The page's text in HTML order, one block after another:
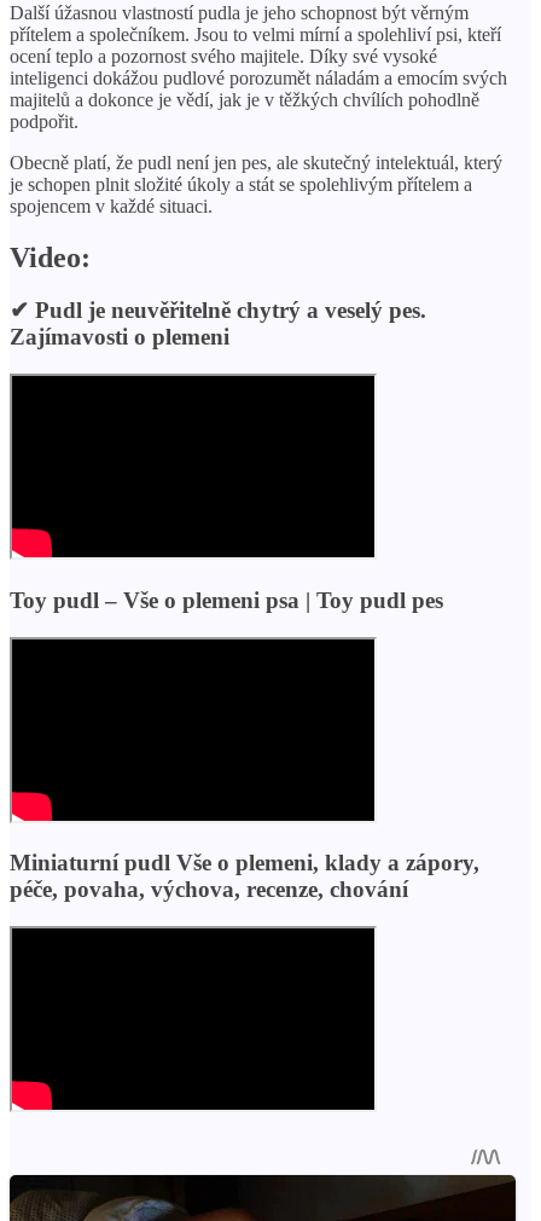
Další úžasnou vlastností pudla je jeho schopnost být věrným
přítelem a společníkem. Jsou to velmi mírní a spolehliví psi, kteří
ocení teplo a pozornost svého majitele. Díky své vysoké
inteligenci dokážou pudlové porozumět náladám a emocím svých
majitelů a dokonce je vědí, jak je v těžkých chvílích pohodlně
podpořit.
Obecně platí, že pudl není jen pes, ale skutečný intelektuál, který
je schopen plnit složité úkoly a stát se spolehlivým přítelem a
spojencem v každé situaci.
Video:
✔ Pudl je neuvěřitelně chytrý a veselý pes.
Zajímavosti o plemeni
Toy pudl – Vše o plemeni psa | Toy pudl pes
Miniaturní pudl Vše o plemeni, klady a zápory,
péče, povaha, výchova, recenze, chování